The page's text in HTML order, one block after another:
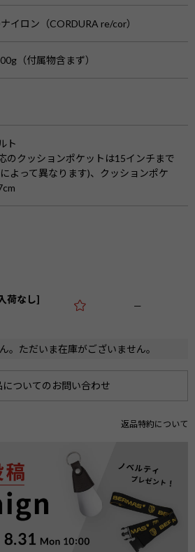
イロン（CORDURA re/cor）
（付属物含まず）
ト
のクッションポケットは15インチまで
よって異なります)、クッションポケ
荷なし]
—
。ただいま在庫がございません。
についてのお問い合わせ
返品特約について